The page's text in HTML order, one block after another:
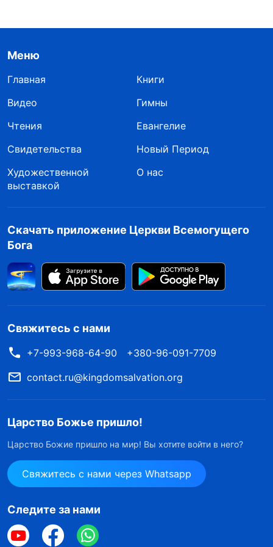
Меню
Главная
Книги
Видео
Гимны
Чтения
Евангелие
Свидетельства
Новый Период
Художественной
выставкой
О нас
Скачать приложение Церкви Всемогущего
Бога
Свяжитесь с нами
+7-993-968-64-90
+380-96-091-7709
contact.ru@kingdomsalvation.org
Царство Божье пришло!
Царство Божие пришло на мир! Вы хотите войти в него?
Свяжитесь с нами через Whatsapp
Следите за нами